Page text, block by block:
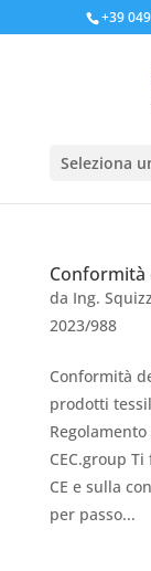
+39
Seleziona
da Ing.
2023/988
Conformità
prodotti
CEC.group
CE e sulla
per passo...